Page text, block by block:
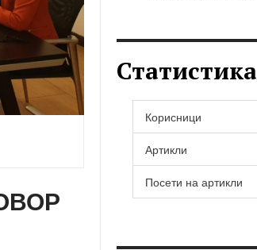
Статистика
Корисници
Артикли
Посети на артикли